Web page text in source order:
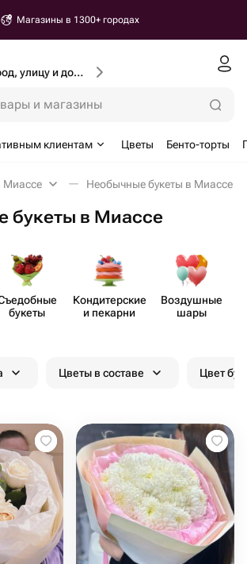
Магазины в 1300+ городах
Введите город, улицу и дом доставки
и магазины
клиентам Цветы Бенто-торты
Миассе Необычные букеты в Миассе
букеты в Миассе
букеты
Кондит​ерские
и пекарни
Воздушные
шары
Цветы в составе Цвет